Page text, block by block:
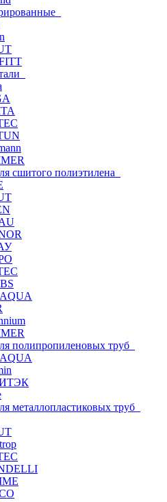
сшитого полиэтилена
полипропиленовых труб
металлопластиковых труб